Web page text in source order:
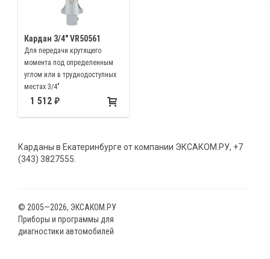
Кардан 3/4″ VR50561
Для передачи крутящего
момента под определенным
углом или в труднодоступных
местах 3/4"
1 512
Карданы в Екатеринбурге от компании ЭКСАКОМ.РУ, +7
(343) 3827555.
© 2005—2026, ЭКСАКОМ.РУ
Приборы и программы для
диагностики автомобилей